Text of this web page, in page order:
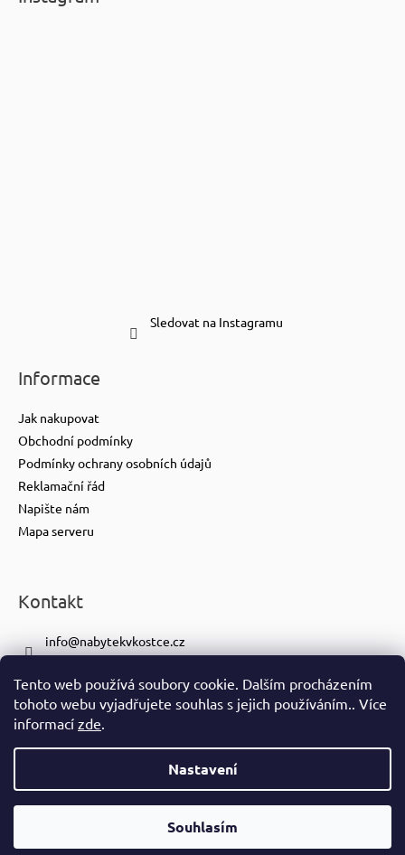
Tento web používá soubory cookie. Dalším procházením
tohoto webu vyjadřujete souhlas s jejich používáním.. Více
informací zde.
Nastavení
Souhlasím
Sledovat na Instagramu
Informace
Jak nakupovat
Obchodní podmínky
Podmínky ochrany osobních údajů
Reklamační řád
Napište nám
Mapa serveru
Kontakt
info@nabytekvkostce.cz
+420 601 116 371
https://www.facebook.com/nabytekvkostce.cz/
nabytek_v_kostce
Vytvořil Shoptet
Copyright 2026nabytek-v-kostce.cz. Všechna práva vyhrazena.
Ve spolupráci seS!CK Studiem